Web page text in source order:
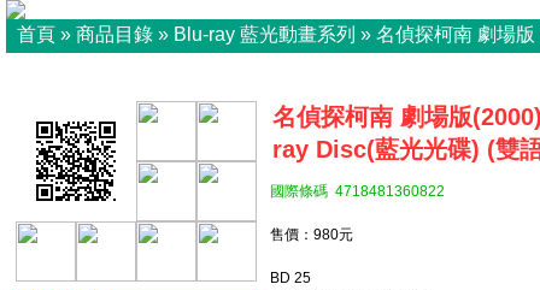
首頁 » 商品目錄 » Blu-ray 藍光動畫系列 » 名偵探柯南 劇場版
名偵探柯南 劇場版
ray Disc(藍光光碟) (雙
國際條碼 4718481360822
售價：980元
BD 25